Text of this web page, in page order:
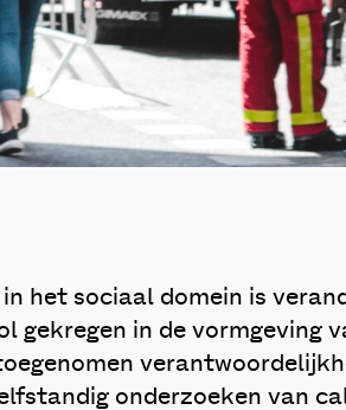
het sociaal domein is
gekregen in de vormgeving
onderzoeken van